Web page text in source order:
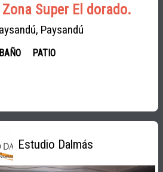
Super El dorado.
Paysandú
BAÑO PATIO
Estudio Dalmás